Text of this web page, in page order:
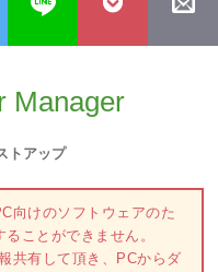
Manager
トアップ
向けのソフトウェアのた
ことができません。
共有して頂き、PCからダ